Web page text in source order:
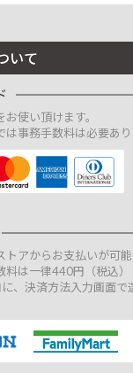
いて
使い頂けます。
事務手数料は必要あり
アからお支払いが可能
は一律440円（税込）
、決済方法入力画面